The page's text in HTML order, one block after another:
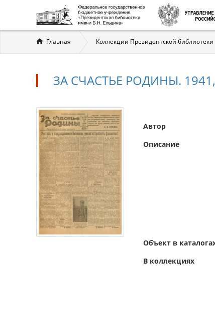
Вы
здесь
Главная Коллекции Президентской библиотеки
ЗА СЧАСТЬЕ РОДИНЫ.
Автор
Описание
Объект в
В коллекциях